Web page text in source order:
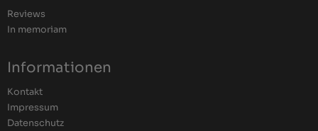
Reviews
In memoriam
Informationen
Kontakt
Impressum
Datenschutz